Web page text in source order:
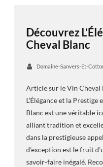
Découvrez
Cheval Blanc
Domaine-Sanvers-Et-
Article sur le Vin Cheval
L’Élégance et la
Blanc est une véritable
alliant tradition et
dans la prestigieuse
d’exception est le fruit
savoir-faire inégalé.